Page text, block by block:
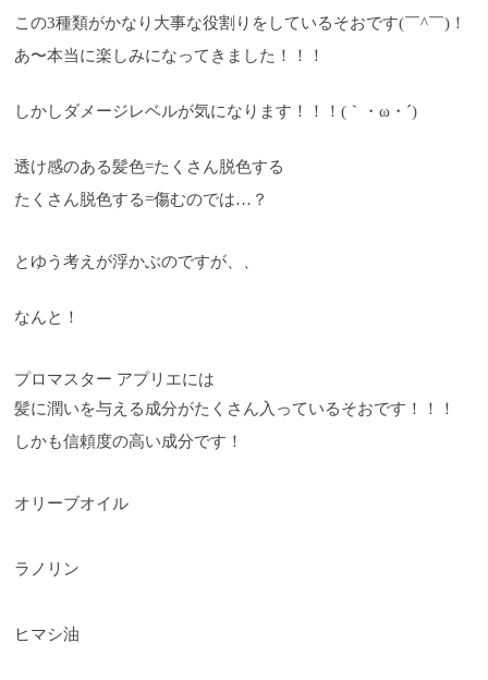
この3種類がかなり大事な役割りをしているそおです(￣^￣)！
あ〜本当に楽しみになってきました！！！
しかしダメージレベルが気になります！！！(｀・ω・´)
透け感のある髪色=たくさん脱色する
たくさん脱色する=傷むのでは…？
とゆう考えが浮かぶのですが、、
なんと！
プロマスター アプリエには
髪に潤いを与える成分がたくさん入っているそおです！！！
しかも信頼度の高い成分です！
オリーブオイル
ラノリン
ヒマシ油